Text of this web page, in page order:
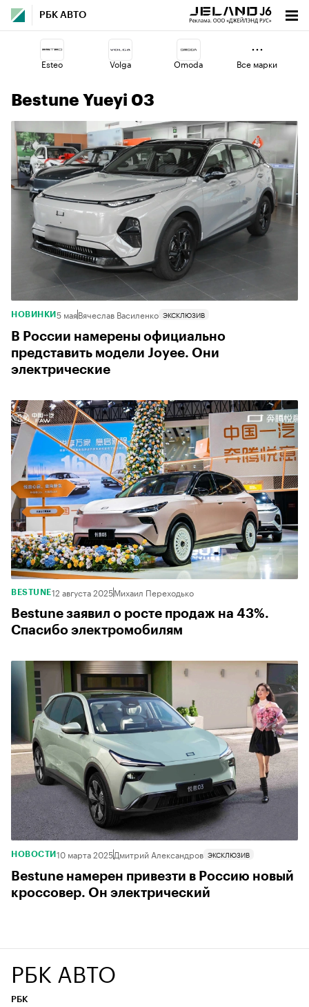
РБК АВТО
Esteo Volga Omoda
Changan
Haval Geely Lada
Все марки
Bestune Yueyi 03
НОВИНКИ 5 маяВячеслав Василенко ЭКСКЛЮЗИВ
В России намерены официально
представить модели Joyee. Они
электрические
BESTUNE12 августа 2025Михаил Переходько
Bestune заявил о росте продаж на 43%.
Спасибо электромобилям
НОВОСТИ 10 марта 2025Дмитрий Александров ЭКСКЛЮЗИВ
Bestune намерен привезти в Россию новый
кроссовер. Он электрический
РБК АВТО
РБК